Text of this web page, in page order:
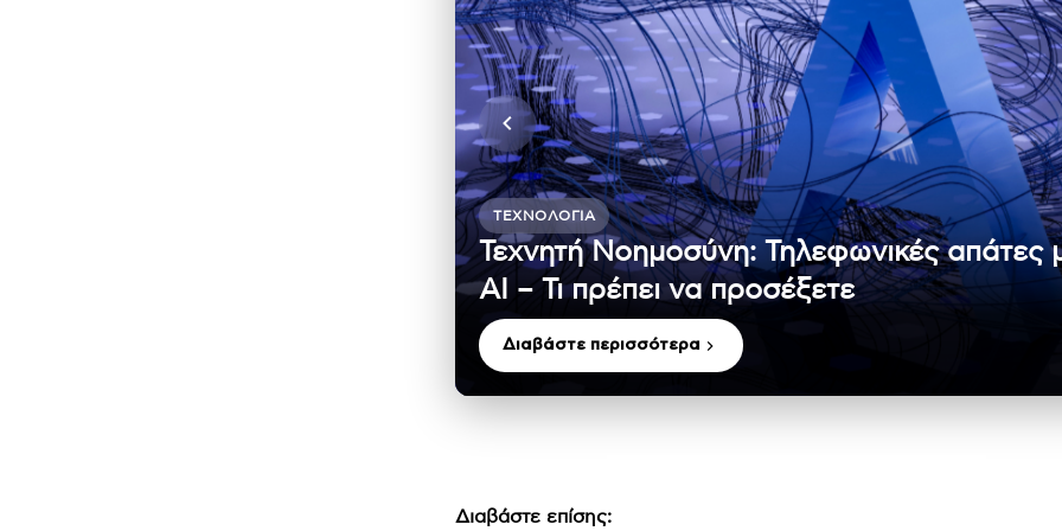
ΤΕΧΝΟΛΟΓΊΑ
Τεχνητή Νοημοσύνη: Τηλεφωνικές απάτες
ΑΙ – Τι πρέπει να προσέξετε
Διαβάστε περισσότερα
Διαβάστε επίσης: